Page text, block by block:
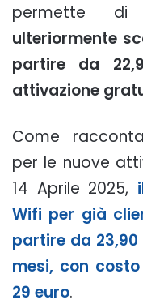
permette
ulteriormente
partire da
attivazione
Come
per le nuove
14 Aprile 2025,
Wifi per già
partire da 23,90
mesi, con
29 euro.